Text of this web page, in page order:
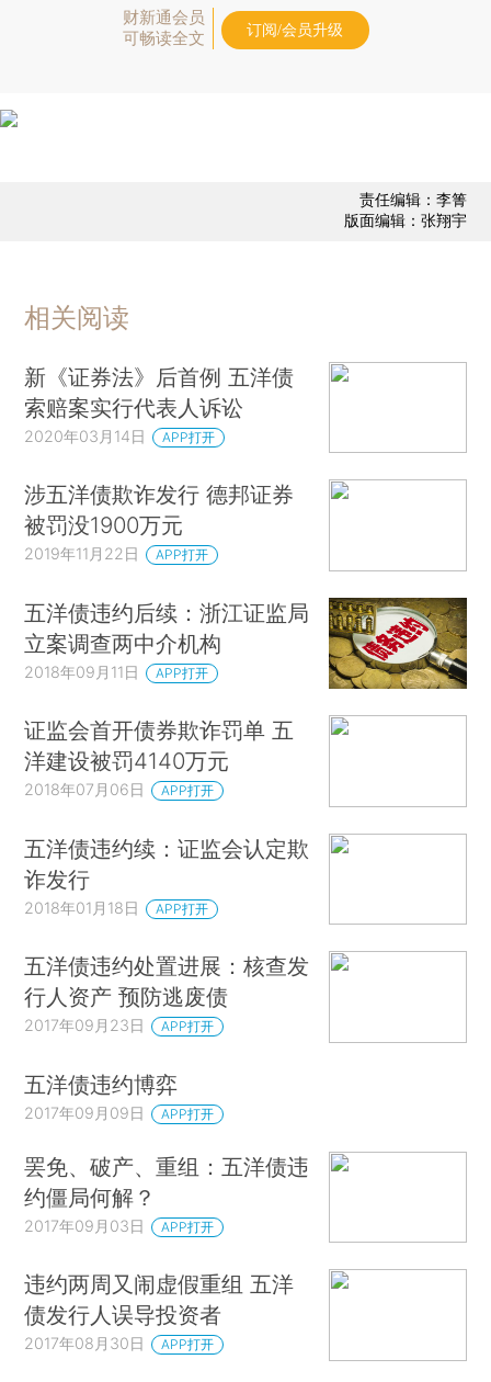
财新通会员
可畅读全文
订阅/会员升级
责任编辑：李箐
版面编辑：张翔宇
相关阅读
新《证券法》后首例 五洋债
索赔案实行代表人诉讼
2020年03月14日 APP打开
涉五洋债欺诈发行 德邦证券
被罚没1900万元
2019年11月22日 APP打开
五洋债违约后续：浙江证监局
立案调查两中介机构
2018年09月11日 APP打开
证监会首开债券欺诈罚单 五
洋建设被罚4140万元
2018年07月06日 APP打开
五洋债违约续：证监会认定欺
诈发行
2018年01月18日 APP打开
五洋债违约处置进展：核查发
行人资产 预防逃废债
2017年09月23日 APP打开
五洋债违约博弈
2017年09月09日 APP打开
罢免、破产、重组：五洋债违
约僵局何解？
2017年09月03日 APP打开
违约两周又闹虚假重组 五洋
债发行人误导投资者
2017年08月30日 APP打开